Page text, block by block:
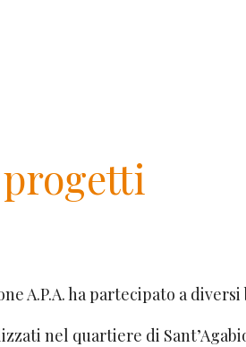
A.P.A. ha partecipato a
nel quartiere di